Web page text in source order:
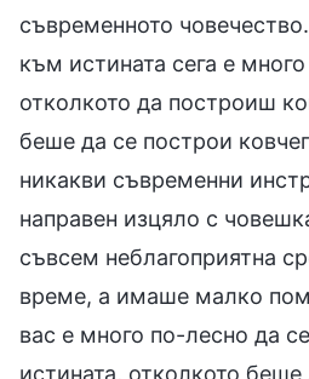
съвременното
към истината сега е
отколкото да построиш
беше да се построи
никакви съвременни
направен изцяло с
съвсем неблагоприятна
време, а имаше малко
вас е много по-лесно да
истината, отколкото